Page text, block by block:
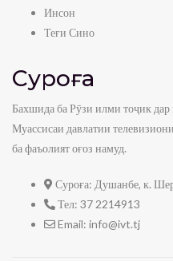
Инсон
Теғи Сино
Суроға
Бахшида ба Рӯзи илми тоҷик
Муассисаи давлатии
ба фаъолият оғоз намуд.
Суроға: Душанбе, к.
Тел: 37 2214913
Email: info@ivt.tj